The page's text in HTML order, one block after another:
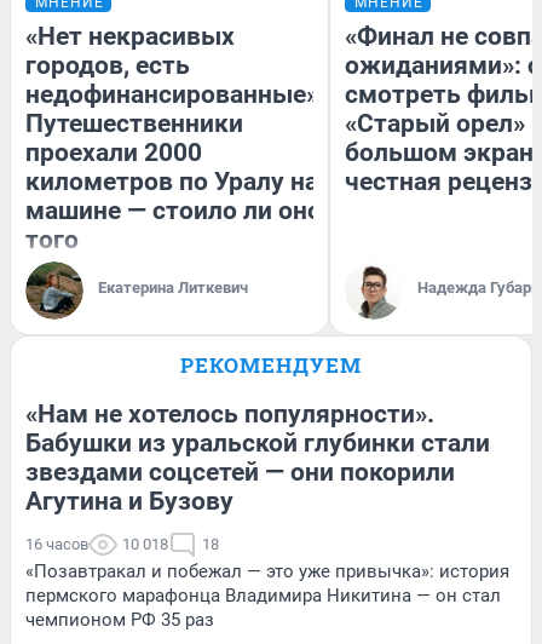
«Нет некрасивых
городов, есть
недофинансированные».
Путешественники
проехали 2000
километров по Уралу на
машине — стоило ли оно
того
Екатерина Литкевич
«Финал не
ожиданиями»:
смотреть
«Старый орел»
большом
честная
Надежда Губарь
РЕКОМЕНДУЕМ
«Нам не хотелось популярности».
Бабушки из уральской глубинки стали
звездами соцсетей — они покорили
Агутина и Бузову
16 часов 10 018 18
«Позавтракал и побежал — это уже привычка»: история
пермского марафонца Владимира Никитина — он стал
чемпионом РФ 35 раз